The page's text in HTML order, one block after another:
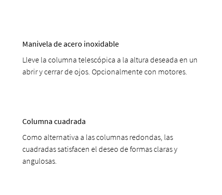
Manivela de acero inoxidable
Lleve la columna telescópica a la altura deseada en un
abrir y cerrar de ojos. Opcionalmente con motores.
Columna cuadrada
Como alternativa a las columnas redondas, las
cuadradas satisfacen el deseo de formas claras y
angulosas.